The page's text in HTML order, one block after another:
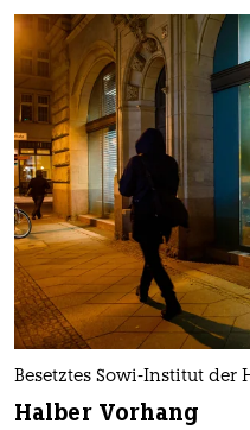
Besetztes Sowi-Institut der
Halber Vorhang